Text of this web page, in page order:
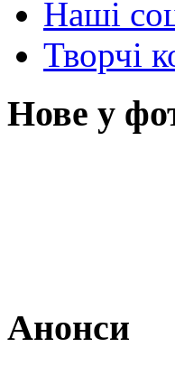
Наші
Творчі
Нове у
Анонси